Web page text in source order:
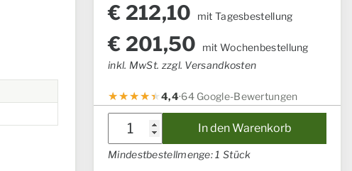
€ 212,10 mit Tagesbestellung
€ 201,50
mit Wochenbestellung
inkl. MwSt. zzgl. Versandkosten
4,4·64 Google-Bewertungen
Halter
Case
IH
In den Warenkorb
Mindestbestellmenge: 1 Stück